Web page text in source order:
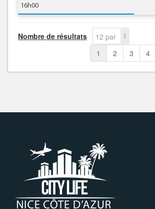
16h00
Nombre de résultats
12 par
page
1 2 3 4